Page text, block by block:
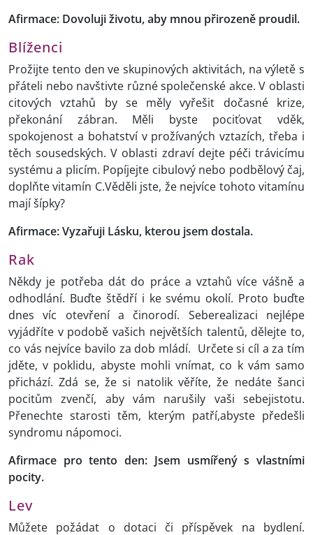
Afirmace: Dovoluji životu, aby mnou přirozeně proudil.
Blíženci
Prožijte tento den ve skupinových aktivitách, na výletě s
přáteli nebo navštivte různé společenské akce. V oblasti
citových vztahů by se měly vyřešit dočasné krize,
překonání zábran. Měli byste pociťovat vděk,
spokojenost a bohatství v prožívaných vztazích, třeba i
těch sousedských. V oblasti zdraví dejte péči trávicímu
systému a plicím. Popíjejte cibulový nebo podbělový čaj,
doplňte vitamín C.Věděli jste, že nejvíce tohoto vitamínu
mají šípky?
Afirmace: Vyzařuji Lásku, kterou jsem dostala.
Rak
Někdy je potřeba dát do práce a vztahů více vášně a
odhodlání. Buďte štědří i ke svému okolí. Proto buďte
dnes víc otevření a činorodí. Seberealizaci nejlépe
vyjádříte v podobě vašich největších talentů, dělejte to,
co vás nejvíce bavilo za dob mládí. Určete si cíl a za tím
jděte, v poklidu, abyste mohli vnímat, co k vám samo
přichází. Zdá se, že si natolik věříte, že nedáte šanci
pocitům zvenčí, aby vám narušily vaši sebejistotu.
Přenechte starosti těm, kterým patří,abyste předešli
syndromu nápomoci.
Afirmace pro tento den: Jsem usmířený s vlastními
pocity.
Lev
Můžete požádat o dotaci či příspěvek na bydlení.